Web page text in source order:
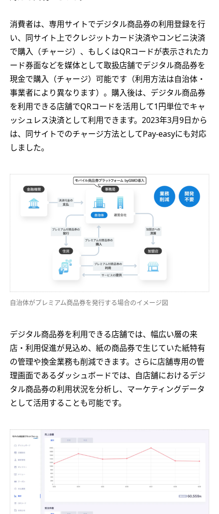
消費者は、専用サイトでデジタル商品券の利用登録を行
い、同サイト上でクレジットカード決済やコンビニ決済
で購入（チャージ）、もしくはQRコードが表示されたカ
ード券面などを媒体として取扱店舗でデジタル商品券を
現金で購入（チャージ）可能です（利用方法は自治体・
事業者により異なります）。購入後は、デジタル商品券
を利用できる店舗でQRコードを活用して1円単位でキャ
ッシュレス決済として利用できます。2023年3月9日から
は、同サイトでのチャージ方法としてPay-easyにも対応
しました。
自治体がプレミアム商品券を発行する場合のイメージ図
デジタル商品券を利用できる店舗では、幅広い層の来
店・利用促進が見込め、紙の商品券で生じていた紙特有
の管理や換金業務も削減できます。さらに店舗専用の管
理画面であるダッシュボードでは、自店舗におけるデジ
タル商品券の利用状況を分析し、マーケティングデータ
として活用することも可能です。